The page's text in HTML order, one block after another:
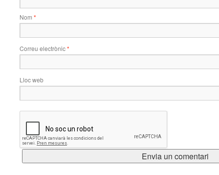
Nom *
Correu electrònic*
Lloc web